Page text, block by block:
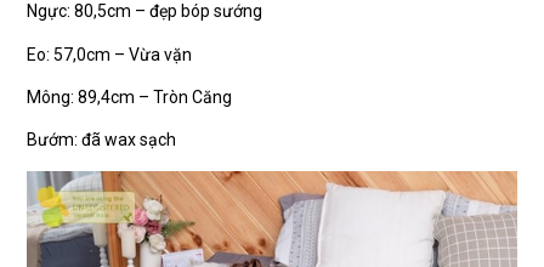
Ngực: 80,5cm – đẹp bóp sướng
Eo: 57,0cm – Vừa vặn
Mông: 89,4cm – Tròn Căng
Bướm: đã wax sạch